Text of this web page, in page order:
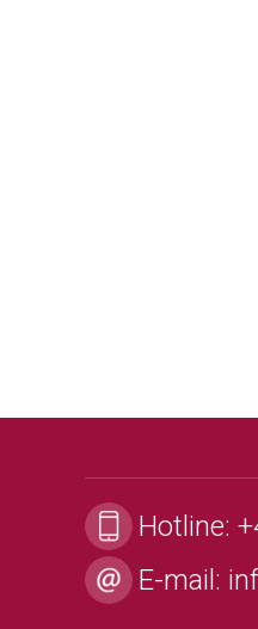
Hotline:
E-mail: